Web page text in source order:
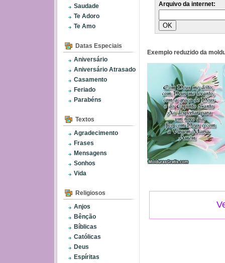
Saudade
Te Adoro
Te Amo
Datas Especiais
Aniversário
Aniversário Atrasado
Casamento
Feriado
Parabéns
Textos
Agradecimento
Frases
Mensagens
Sonhos
Vida
Religiosos
Anjos
Bênção
Bíblicas
Católicas
Deus
Espíritas
Arquivo da internet:
Exemplo reduzido da